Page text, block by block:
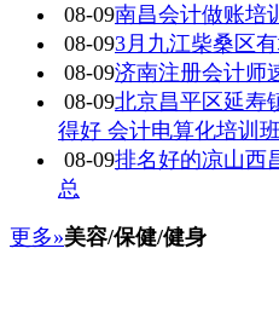
08-09南昌会计做账培
08-093月九江柴桑区
08-09济南注册会计师
08-09北京昌平区延寿
得好 会计电算化培训
08-09排名好的凉山西
总
更多»美容/保健/健身